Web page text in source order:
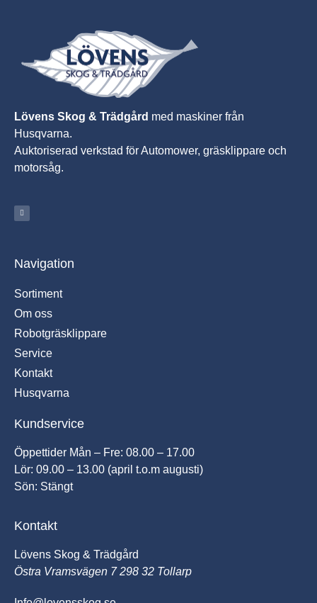
Lövens Skog & Trädgård med maskiner från
Husqvarna.
Auktoriserad verkstad för Automower, gräsklippare och
motorsåg.
Navigation
Sortiment
Om oss
Robotgräsklippare
Service
Kontakt
Husqvarna
Kundservice
Öppettider Mån – Fre: 08.00 – 17.00
Lör: 09.00 – 13.00 (april t.o.m augusti)
Sön: Stängt
Kontakt
Lövens Skog & Trädgård
Östra Vramsvägen 7 298 32 Tollarp